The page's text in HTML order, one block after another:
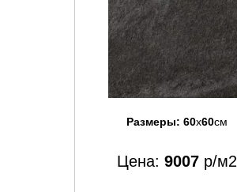
Размеры: 60x60см
Цена: 9007 р/м2